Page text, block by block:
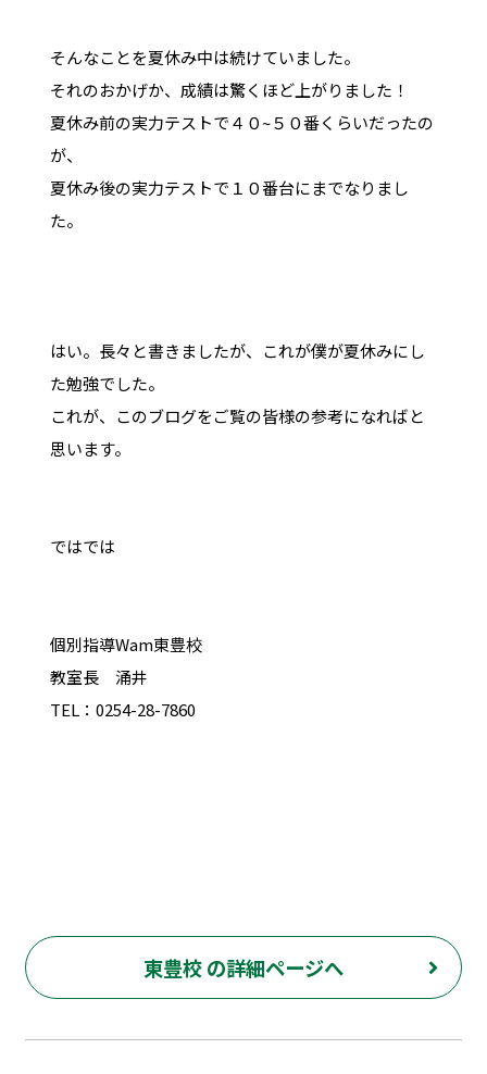
そんなことを夏休み中は続けていました。
それのおかげか、成績は驚くほど上がりました！
夏休み前の実力テストで４０~５０番くらいだったの
が、
夏休み後の実力テストで１０番台にまでなりまし
た。
はい。長々と書きましたが、これが僕が夏休みにし
た勉強でした。
これが、このブログをご覧の皆様の参考になればと
思います。
ではでは
個別指導Wam東豊校
教室長 涌井
TEL：0254-28-7860
東豊校 の詳細ページへ